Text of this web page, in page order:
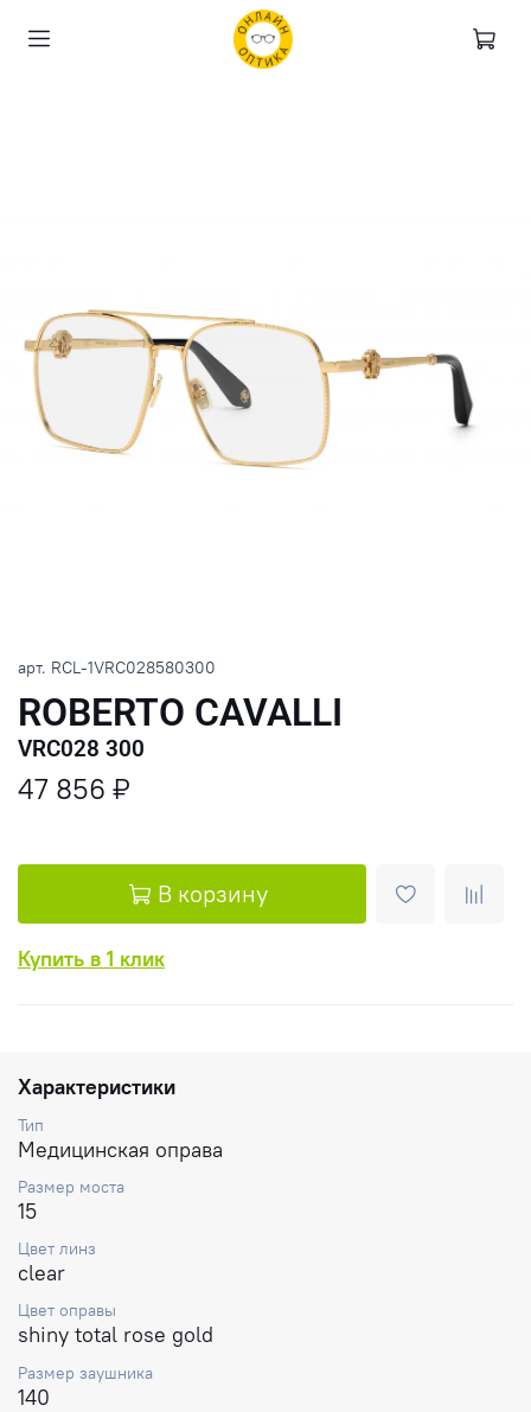
арт. RCL-1VRC028580300
ROBERTO CAVALLI
VRC028 300
47 856 ₽
В корзину
Купить в 1 клик
Характеристики
Тип
Медицинская оправа
Размер моста
15
Цвет линз
clear
Цвет оправы
shiny total rose gold
Размер заушника
140